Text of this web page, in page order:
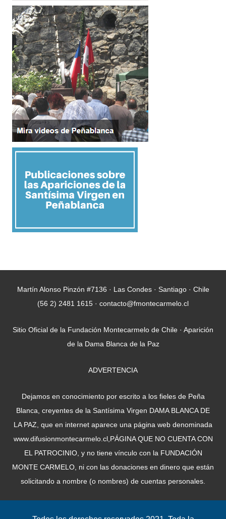
Martín Alonso Pinzón #7136 · Las Condes · Santiago · Chile
(56 2) 2481 1615 · contacto@fmontecarmelo.cl
Sitio Oficial de la Fundación Montecarmelo de Chile · Aparición
de la Dama Blanca de la Paz
ADVERTENCIA
Dejamos en conocimiento por escrito a los fieles de Peña
Blanca, creyentes de la Santísima Virgen DAMA BLANCA DE
LA PAZ, que en internet aparece una página web denominada
www.difusionmontecarmelo.cl,PÁGINA QUE NO CUENTA CON
EL PATROCINIO, y no tiene vínculo con la FUNDACIÓN
MONTE CARMELO, ni con las donaciones en dinero que están
solicitando a nombre (o nombres) de cuentas personales.